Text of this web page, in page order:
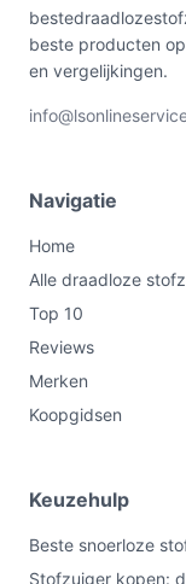
beste producten
en vergelijkingen.
Navigatie
Home
Alle draadloze
Top 10
Reviews
Merken
Koopgidsen
Keuzehulp
Beste snoerloze
Stofzuiger kopen: